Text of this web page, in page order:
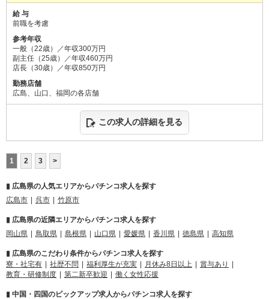
給 与
前職を考慮
参考年収
一般（22歳）／年収300万円
副主任（25歳）／年収460万円
店長（30歳）／年収850万円
勤務店舗
広島、山口、福岡の各店舗
この求人の詳細を見る
1 2 3 >
▮ 広島県の人気エリアからパチンコ求人を探す
広島市
呉市 竹原市
▮ 広島県の近隣エリアからパチンコ求人を探す
岡山県
鳥取県 島根県 山口県 愛媛県 香川県 徳島県 高知県
▮ 広島県のこだわり条件からパチンコ求人を探す
寮・社宅有
社歴不問 福利厚生が充実 月休み8日以上
賞与あり
教育・研修制度
第二新卒歓迎 働く女性応援
▮ 中国・四国のピックアップ求人からパチンコ求人を探す